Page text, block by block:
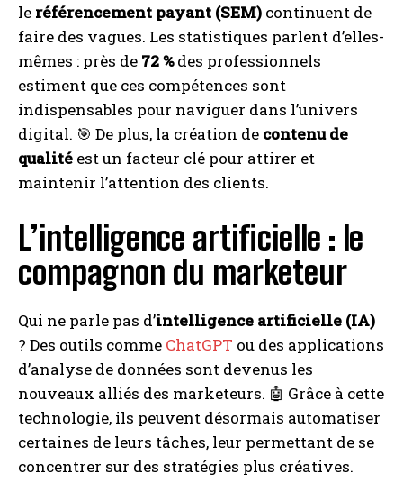
le référencement payant (SEM) continuent de
faire des vagues. Les statistiques parlent d’elles-
mêmes : près de 72 %des professionnels
estiment que ces compétences sont
indispensables pour naviguer dans l’univers
digital. 🎯 De plus, la création de contenu de
qualité est un facteur clé pour attirer et
maintenir l’attention des clients.
L’intelligence artificielle : le
compagnon du marketeur
Qui ne parle pas d’intelligence artificielle (IA)
? Des outils comme ChatGPT ou des applications
d’analyse de données sont devenus les
nouveaux alliés des marketeurs. 🤖 Grâce à cette
technologie, ils peuvent désormais automatiser
certaines de leurs tâches, leur permettant de se
concentrer sur des stratégies plus créatives.